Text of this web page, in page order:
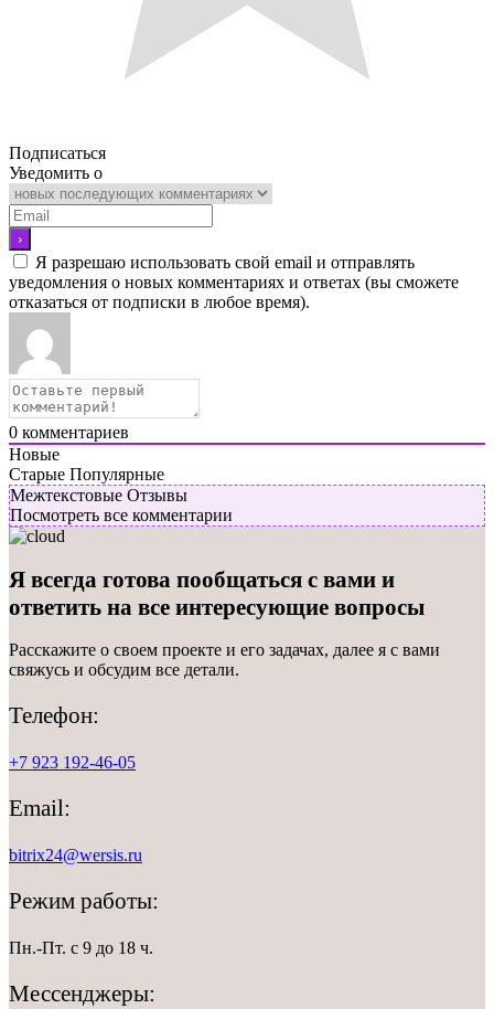
Подписаться
Уведомить о
Я разрешаю использовать свой email и отправлять
уведомления о новых комментариях и ответах (вы cможете
отказаться от подписки в любое время).
0 комментариев
Новые
Старые Популярные
Межтекстовые Отзывы
Посмотреть все комментарии
Я всегда готова пообщаться с вами и
ответить на все интересующие вопросы
Расскажите о своем проекте и его задачах, далее я с вами
свяжусь и обсудим все детали.
Телефон:
+7 923 192-46-05
Email:
bitrix24@wersis.ru
Режим работы:
Пн.-Пт. с 9 до 18 ч.
Мессенджеры: